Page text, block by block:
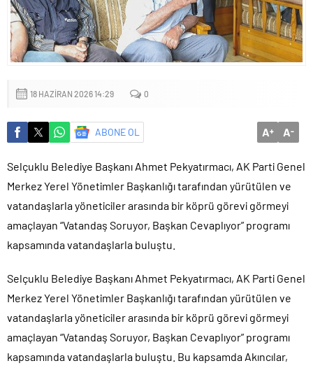
18 HAZIRAN 2026 14:29 0
ABONE OL A+ A-
Selçuklu Belediye Başkanı Ahmet Pekyatırmacı, AK Parti Genel
Merkez Yerel Yönetimler Başkanlığı tarafından yürütülen ve
vatandaşlarla yöneticiler arasında bir köprü görevi görmeyi
amaçlayan “Vatandaş Soruyor, Başkan Cevaplıyor” programı
kapsamında vatandaşlarla buluştu.
Selçuklu Belediye Başkanı Ahmet Pekyatırmacı, AK Parti Genel
Merkez Yerel Yönetimler Başkanlığı tarafından yürütülen ve
vatandaşlarla yöneticiler arasında bir köprü görevi görmeyi
amaçlayan “Vatandaş Soruyor, Başkan Cevaplıyor” programı
kapsamında vatandaşlarla buluştu. Bu kapsamda Akıncılar,